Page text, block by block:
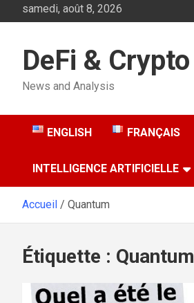
samedi, août 8, 2026
DeFi & Crypto
News and Analysis
ENGLISH FRANÇAIS
INTELLIGENCE ARTIFICIELLE
Accueil Quantum
Étiquette : Quantum